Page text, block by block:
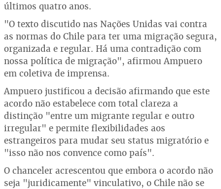
últimos quatro anos.
"O texto discutido nas Nações Unidas vai contra
as normas do Chile para ter uma migração segura,
organizada e regular. Há uma contradição com
nossa política de migração", afirmou Ampuero
em coletiva de imprensa.
Ampuero justificou a decisão afirmando que este
acordo não estabelece com total clareza a
distinção "entre um migrante regular e outro
irregular" e permite flexibilidades aos
estrangeiros para mudar seu status migratório e
"isso não nos convence como país".
O chanceler acrescentou que embora o acordo não
seja "juridicamente" vinculativo, o Chile não se